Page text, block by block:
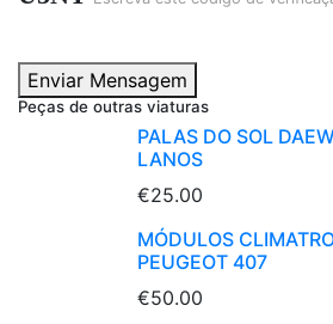
Enviar Mensagem
Peças de outras viaturas
PALAS DO SOL
LANOS
€25.00
MÓDULOS
PEUGEOT 407
€50.00